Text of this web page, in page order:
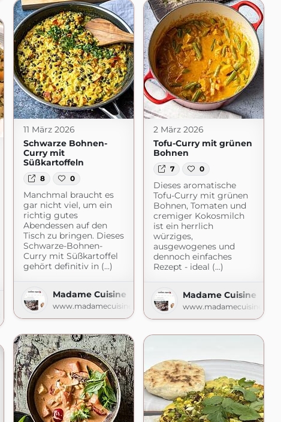
11 März 2026
Schwarze Bohnen-
Curry mit
Süßkartoffeln
8 0
Manchmal braucht es
gar nicht viel, um ein
richtig gutes
Abendessen auf den
Tisch zu bringen. Dieses
Schwarze-Bohnen-
Curry mit Süßkartoffel
gehört definitiv in (...)
Madame Cuisine
www.madamecuisine.de
2 März 2026
Tofu-Curry mit grünen
Bohnen
7 0
Dieses aromatische
Tofu-Curry mit grünen
Bohnen, Tomaten und
cremiger Kokosmilch
ist ein herrlich
würziges,
ausgewogenes und
dennoch einfaches
Rezept - ideal (...)
Madame Cuisine
www.madamecuisine.de